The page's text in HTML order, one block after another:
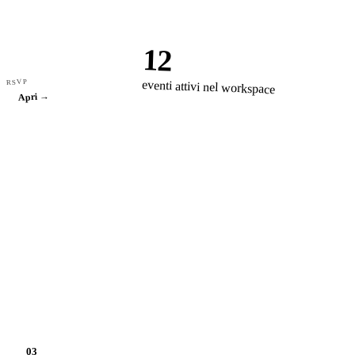
RSVP
Apri →
12
eventi attivi nel workspace
03